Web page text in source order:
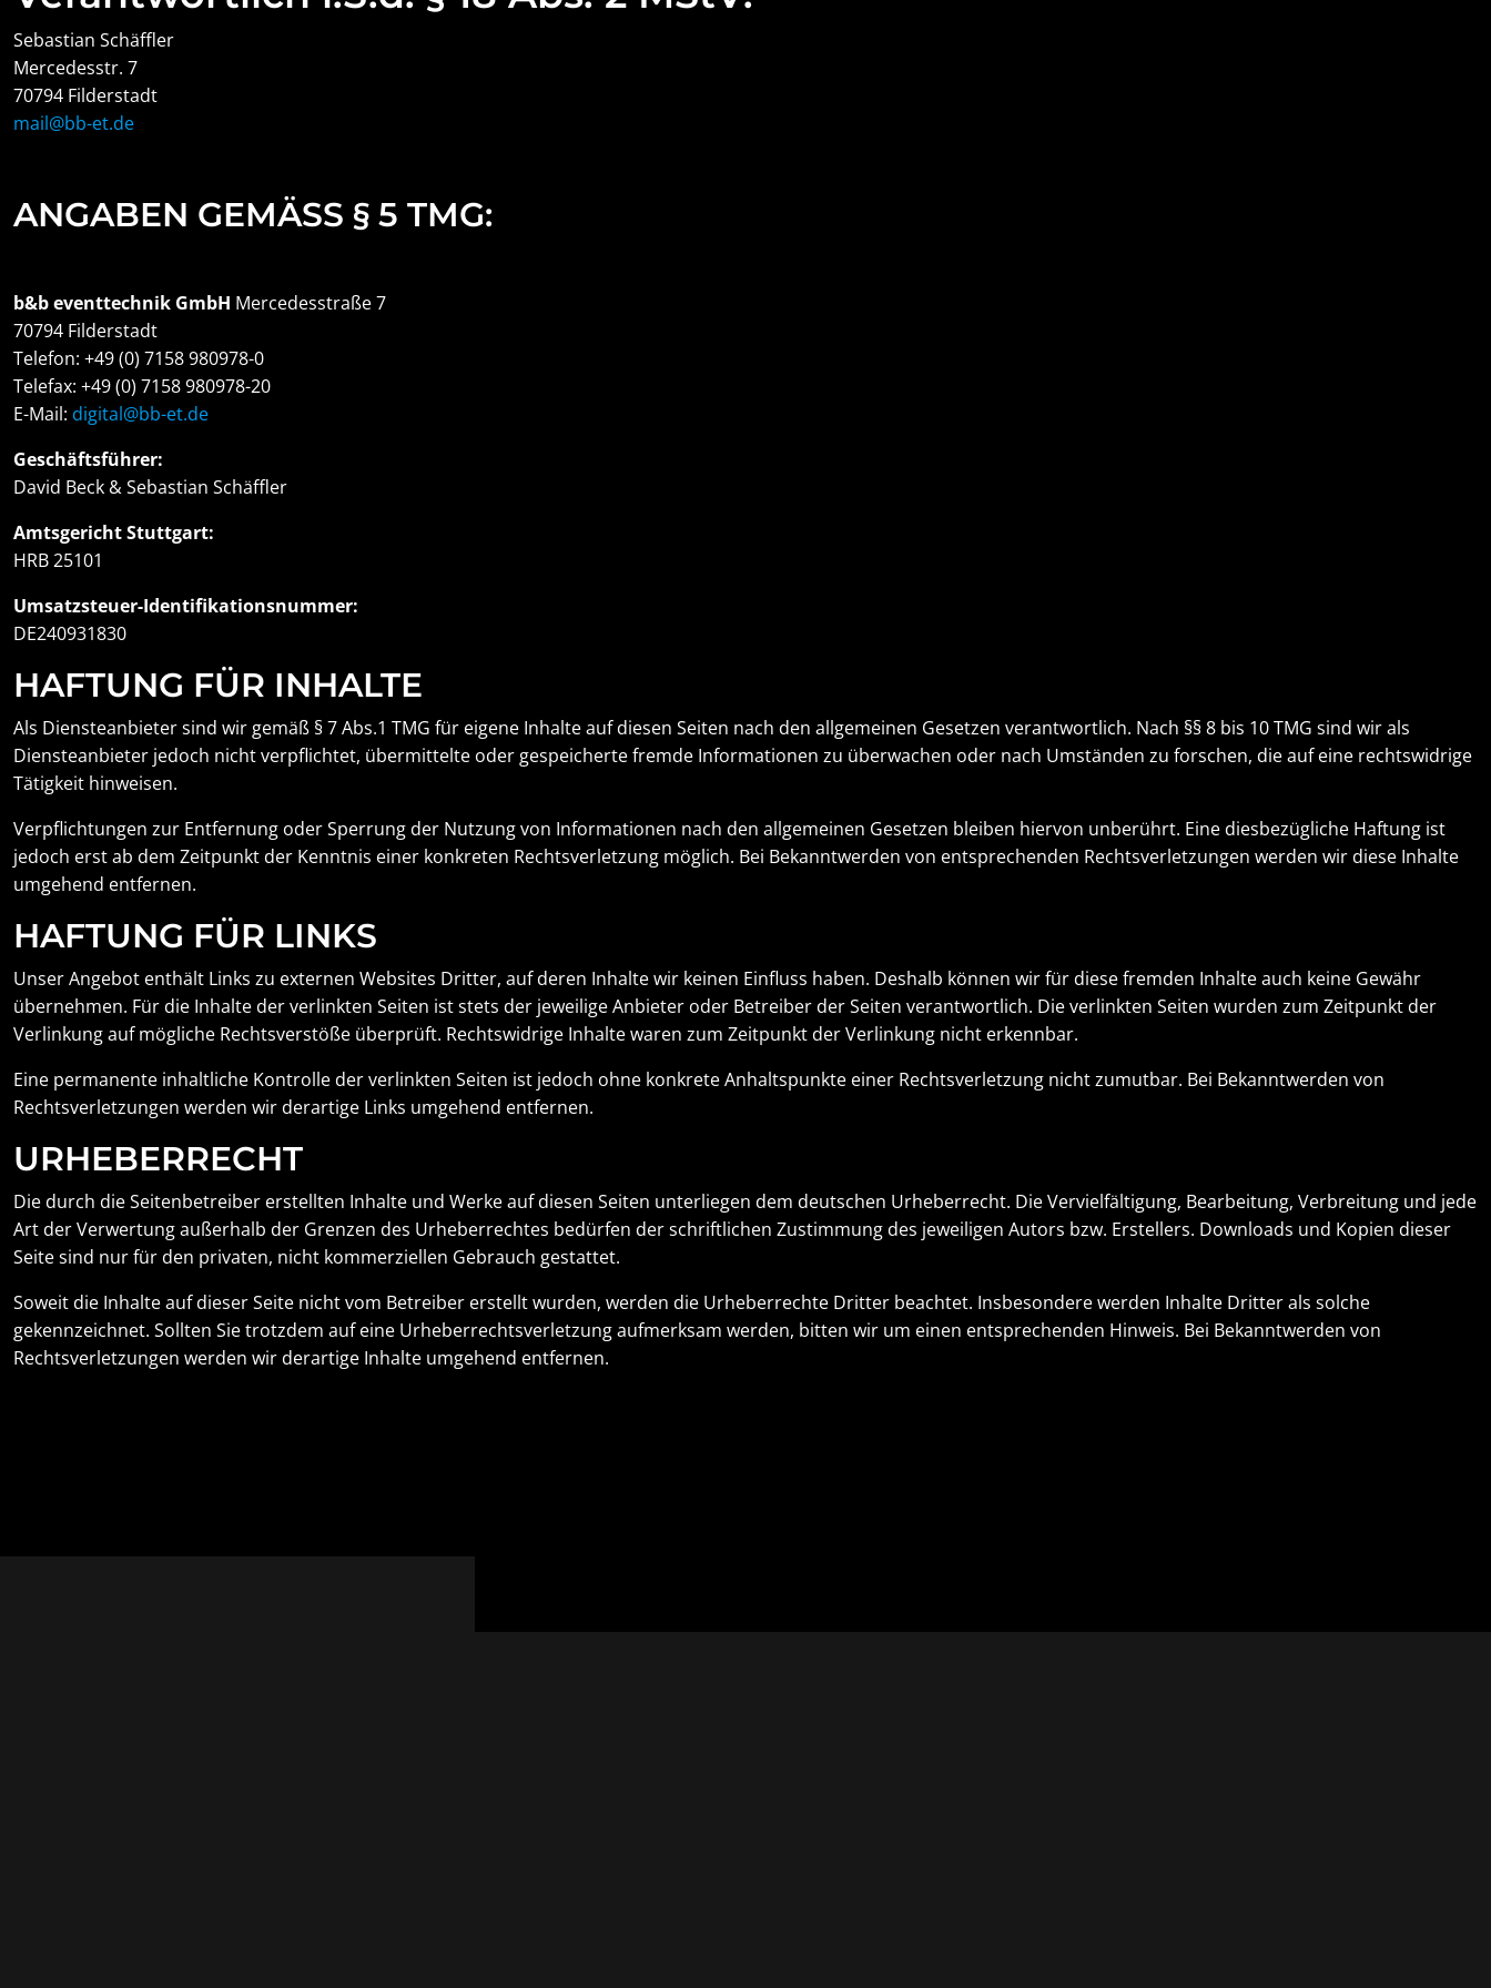
Sebastian Schäffler
Mercedesstr. 7
70794 Filderstadt
mail@bb-et.de
ANGABEN GEMÄSS § 5 TMG:
b&b eventtechnik GmbH Mercedesstraße 7
70794 Filderstadt
Telefon: +49 (0) 7158 980978-0
Telefax: +49 (0) 7158 980978-20
E-Mail: digital@bb-et.de
Geschäftsführer:
David Beck & Sebastian Schäffler
Amtsgericht Stuttgart:
HRB 25101
Umsatzsteuer-Identifikationsnummer:
DE240931830
HAFTUNG FÜR INHALTE
Als Diensteanbieter sind wir gemäß § 7 Abs.1 TMG für eigene Inhalte auf diesen Seiten nach den allgemeinen Gesetzen verantwortlich. Nach §§ 8 bis 10 TMG sind wir als
Diensteanbieter jedoch nicht verpflichtet, übermittelte oder gespeicherte fremde Informationen zu überwachen oder nach Umständen zu forschen, die auf eine rechtswidrige
Tätigkeit hinweisen.
Verpflichtungen zur Entfernung oder Sperrung der Nutzung von Informationen nach den allgemeinen Gesetzen bleiben hiervon unberührt. Eine diesbezügliche Haftung ist
jedoch erst ab dem Zeitpunkt der Kenntnis einer konkreten Rechtsverletzung möglich. Bei Bekanntwerden von entsprechenden Rechtsverletzungen werden wir diese Inhalte
umgehend entfernen.
HAFTUNG FÜR LINKS
Unser Angebot enthält Links zu externen Websites Dritter, auf deren Inhalte wir keinen Einfluss haben. Deshalb können wir für diese fremden Inhalte auch keine Gewähr
übernehmen. Für die Inhalte der verlinkten Seiten ist stets der jeweilige Anbieter oder Betreiber der Seiten verantwortlich. Die verlinkten Seiten wurden zum Zeitpunkt der
Verlinkung auf mögliche Rechtsverstöße überprüft. Rechtswidrige Inhalte waren zum Zeitpunkt der Verlinkung nicht erkennbar.
Eine permanente inhaltliche Kontrolle der verlinkten Seiten ist jedoch ohne konkrete Anhaltspunkte einer Rechtsverletzung nicht zumutbar. Bei Bekanntwerden von
Rechtsverletzungen werden wir derartige Links umgehend entfernen.
URHEBERRECHT
Die durch die Seitenbetreiber erstellten Inhalte und Werke auf diesen Seiten unterliegen dem deutschen Urheberrecht. Die Vervielfältigung, Bearbeitung, Verbreitung und jede
Art der Verwertung außerhalb der Grenzen des Urheberrechtes bedürfen der schriftlichen Zustimmung des jeweiligen Autors bzw. Erstellers. Downloads und Kopien dieser
Seite sind nur für den privaten, nicht kommerziellen Gebrauch gestattet.
Soweit die Inhalte auf dieser Seite nicht vom Betreiber erstellt wurden, werden die Urheberrechte Dritter beachtet. Insbesondere werden Inhalte Dritter als solche
gekennzeichnet. Sollten Sie trotzdem auf eine Urheberrechtsverletzung aufmerksam werden, bitten wir um einen entsprechenden Hinweis. Bei Bekanntwerden von
Rechtsverletzungen werden wir derartige Inhalte umgehend entfernen.